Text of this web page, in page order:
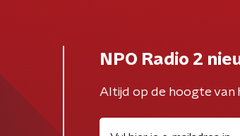
NPO Radio 2
Altijd op de hoogte van